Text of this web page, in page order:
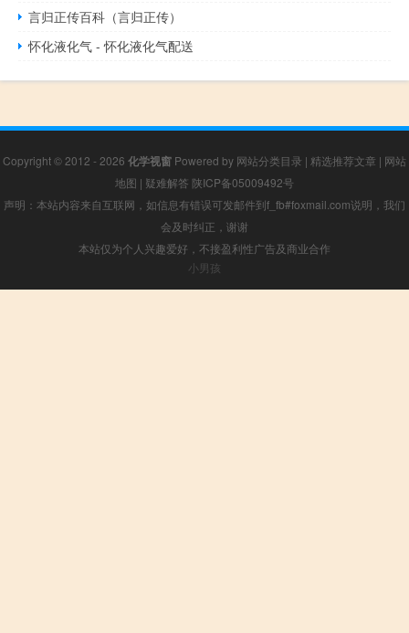
言归正传百科（言归正传）
怀化液化气 - 怀化液化气配送
Copyright © 2012 - 2026 化学视窗 Powered by 网站分类目录 | 精选推荐文章 | 网站
地图 | 疑难解答 陕ICP备05009492号
声明：本站内容来自互联网，如信息有错误可发邮件到f_fb#foxmail.com说明，我们
会及时纠正，谢谢
本站仅为个人兴趣爱好，不接盈利性广告及商业合作
小男孩